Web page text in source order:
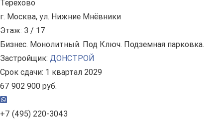
Терехово
г. Москва, ул. Нижние Мнёвники
Этаж: 3 / 17
Бизнес. Монолитный. Под Ключ. Подземная парковка.
Застройщик: ДОНСТРОЙ
Срок сдачи: 1 квартал 2029
67 902 900 руб.
+7 (495) 220-3043